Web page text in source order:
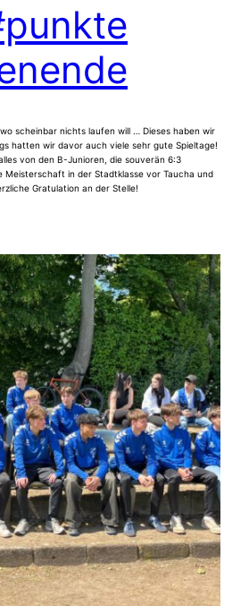
scheinbar nichts laufen will … Dieses haben wir
hatten wir davor auch viele sehr gute Spieltage!
von den B-Junioren, die souverän 6:3
Meisterschaft in der Stadtklasse vor Taucha und
Gratulation an der Stelle!